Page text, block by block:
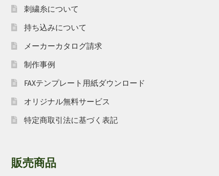
刺繍糸について
持ち込みについて
メーカーカタログ請求
制作事例
FAXテンプレート用紙ダウンロード
オリジナル無料サービス
特定商取引法に基づく表記
販売商品